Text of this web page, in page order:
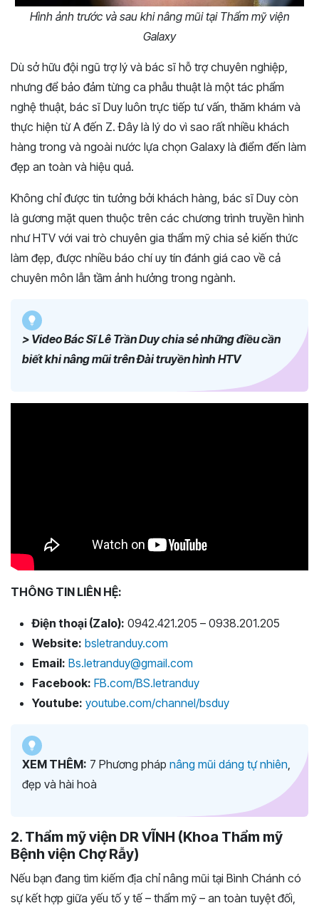
Hình ảnh trước và sau khi nâng mũi tại Thẩm mỹ viện
Galaxy
Dù sở hữu đội ngũ trợ lý và bác sĩ hỗ trợ chuyên nghiệp,
nhưng để bảo đảm từng ca phẫu thuật là một tác phẩm
nghệ thuật, bác sĩ Duy luôn trực tiếp tư vấn, thăm khám và
thực hiện từ A đến Z. Đây là lý do vì sao rất nhiều khách
hàng trong và ngoài nước lựa chọn Galaxy là điểm đến làm
đẹp an toàn và hiệu quả.
Không chỉ được tin tưởng bởi khách hàng, bác sĩ Duy còn
là gương mặt quen thuộc trên các chương trình truyền hình
như HTV với vai trò chuyên gia thẩm mỹ chia sẻ kiến thức
làm đẹp, được nhiều báo chí uy tín đánh giá cao về cả
chuyên môn lẫn tầm ảnh hưởng trong ngành.
> Video Bác Sĩ Lê Trần Duy chia sẻ những điều cần
biết khi nâng mũi trên Đài truyền hình HTV
THÔNG TIN LIÊN HỆ:
Điện thoại (Zalo): 0942.421.205 – 0938.201.205
Website: bsletranduy.com
Email: Bs.letranduy@gmail.com
Facebook: FB.com/BS.letranduy
Youtube: youtube.com/channel/bsduy
XEM THÊM: 7 Phương pháp nâng mũi dáng tự nhiên,
đẹp và hài hoà
2. Thẩm mỹ viện DR VĨNH (Khoa Thẩm mỹ
Bệnh viện Chợ Rẫy)
Nếu bạn đang tìm kiếm địa chỉ nâng mũi tại Bình Chánh có
sự kết hợp giữa yếu tố y tế – thẩm mỹ – an toàn tuyệt đối,